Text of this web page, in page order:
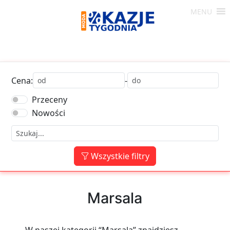
Moda
Tygodnia
MENU
Cena:
-
Przeceny
Nowości
Wszystkie filtry
Marsala